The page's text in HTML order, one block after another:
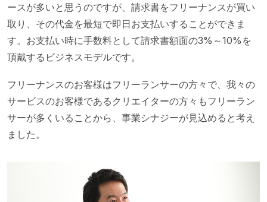
ースが多いと思うのですが、請求書をフリーナンスが買い
取り、その代金を最短で即日お支払いすることができま
す。お支払い時に手数料として請求書額面の3%～10%を
頂戴するビジネスモデルです。
フリーナンスのお客様はフリーランサーの方々で、我々の
サービスのお客様であるクリエイターの方々もフリーラン
サーが多くいることから、事業シナジーが見込めると考え
ました。